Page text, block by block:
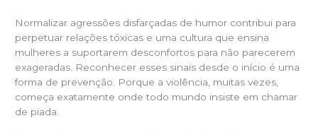
Normalizar agressões disfarçadas de humor contribui para
perpetuar relações tóxicas e uma cultura que ensina
mulheres a suportarem desconfortos para não parecerem
exageradas. Reconhecer esses sinais desde o início é uma
forma de prevenção. Porque a violência, muitas vezes,
começa exatamente onde todo mundo insiste em chamar
de piada.